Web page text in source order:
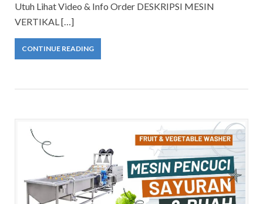
Utuh Lihat Video & Info Order DESKRIPSI MESIN
VERTIKAL […]
CONTINUE READING